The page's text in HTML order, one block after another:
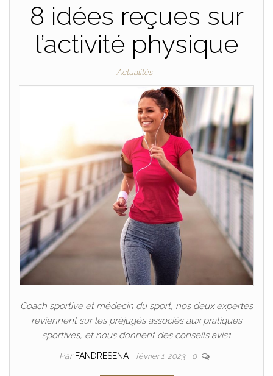
8 idées reçues sur
l’activité physique
Actualités
Coach sportive et médecin du sport, nos deux expertes
reviennent sur les préjugés associés aux pratiques
sportives, et nous donnent des conseils avis1
Par FANDRESENA février 1, 2023 0